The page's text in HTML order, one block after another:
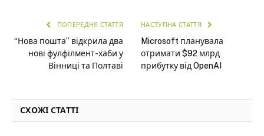
ПОПЕРЕДНЯ СТАТТЯ
“Нова пошта” відкрила два
нові фулфілмент-хаби у
Вінниці та Полтаві
НАСТУПНА СТАТТЯ
Microsoft планувала
отримати $92 млрд
прибутку від OpenAI
СХОЖІ СТАТТІ